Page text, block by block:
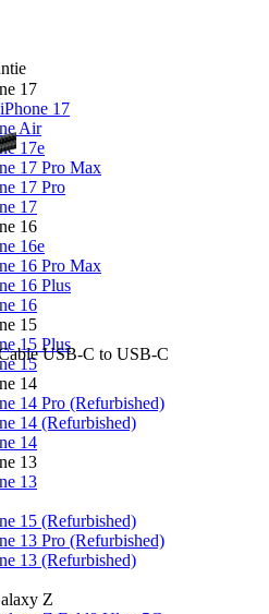
17
17
Air
17e
17 Pro Max
17 Pro
17
16
16e
16 Pro Max
16 Plus
16
15
15 Plus
15
14
14 Pro (Refurbished)
14 (Refurbished)
14
13
13
15 (Refurbished)
13 Pro (Refurbished)
13 (Refurbished)
Z
USB-C to USB-C